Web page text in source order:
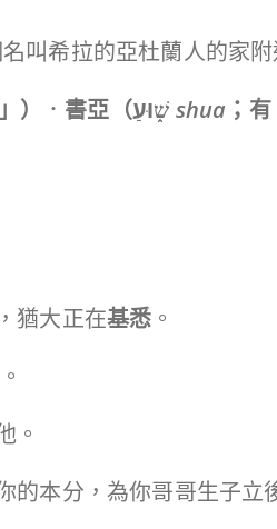
名叫希拉的亞杜蘭人的家
） ． 書亞（שׁ֑וּעַ shua ；
猶大正在基悉 。
。
。
本分，為你哥哥生子立